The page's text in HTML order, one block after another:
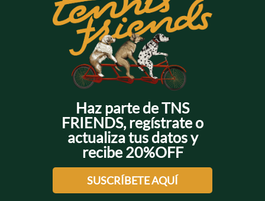
Haz parte de TNS
FRIENDS, regístrate o
actualiza tus datos y
recibe 20%OFF
SUSCRÍBETE AQUÍ